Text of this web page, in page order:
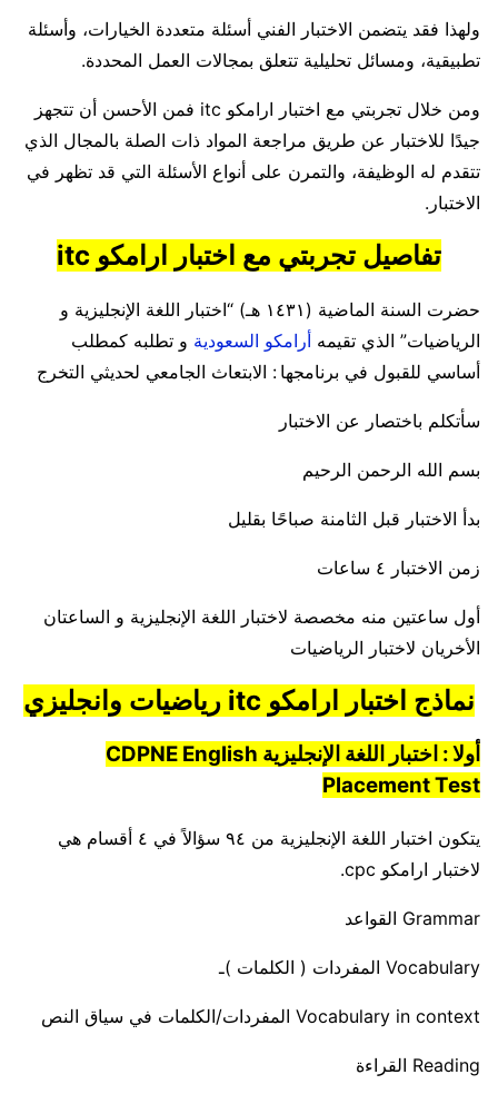
ولهذا فقد يتضمن الاختبار الفني أسئلة متعددة الخيارات، وأسئلة
تطبيقية، ومسائل تحليلية تتعلق بمجالات العمل المحددة.
ومن خلال تجربتي مع اختبار ارامكو itc فمن الأحسن أن تتجهز
جيدًا للاختبار عن طريق مراجعة المواد ذات الصلة بالمجال الذي
تتقدم له الوظيفة، والتمرن على أنواع الأسئلة التي قد تظهر في
الاختبار.
تفاصيل تجربتي مع اختبار ارامكو itc
حضرت السنة الماضية (١٤٣١ هـ) “اختبار اللغة الإنجليزية و
الرياضيات” الذي تقيمه أرامكو السعودية و تطلبه كمطلب
أساسي للقبول في برنامجها : الابتعاث الجامعي لحديثي التخرج
سأتكلم باختصار عن الاختبار
بسم الله الرحمن الرحيم
بدأ الاختبار قبل الثامنة صباحًا بقليل
زمن الاختبار ٤ ساعات
أول ساعتين منه مخصصة لاختبار اللغة الإنجليزية و الساعتان
الأخريان لاختبار الرياضيات
نماذج اختبار ارامكو itc رياضيات وانجليزي
أولا : اختبار اللغة الإنجليزية CDPNE English
Placement Test
يتكون اختبار اللغة الإنجليزية من ٩٤ سؤالاً في ٤ أقسام هي
لاختبار ارامكو cpc.
Grammar القواعد
Vocabulary المفردات ( الكلمات )ـ
Vocabulary in context المفردات/الكلمات في سياق النص
Reading القراءة